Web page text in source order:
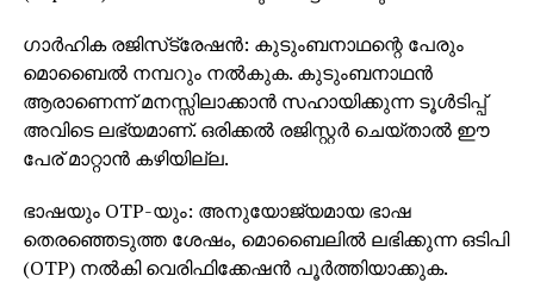
ഗാര്‍ഹിക രജിസ്‌ട്രേഷന്‍: കുടുംബനാഥന്റെ പേരും
മൊബൈല്‍ നമ്പറും നല്‍കുക. കുടുംബനാഥന്‍
ആരാണെന്ന് മനസ്സിലാക്കാന്‍ സഹായിക്കുന്ന ടൂള്‍ടിപ്പ്
അവിടെ ലഭ്യമാണ്. ഒരിക്കല്‍ രജിസ്റ്റര്‍ ചെയ്താല്‍ ഈ
പേര് മാറ്റാന്‍ കഴിയില്ല.
ഭാഷയും OTP-യും: അനുയോജ്യമായ ഭാഷ
തെരഞ്ഞെടുത്ത ശേഷം, മൊബൈലില്‍ ലഭിക്കുന്ന ഒടിപി
(OTP) നല്‍കി വെരിഫിക്കേഷന്‍ പൂര്‍ത്തിയാക്കുക.